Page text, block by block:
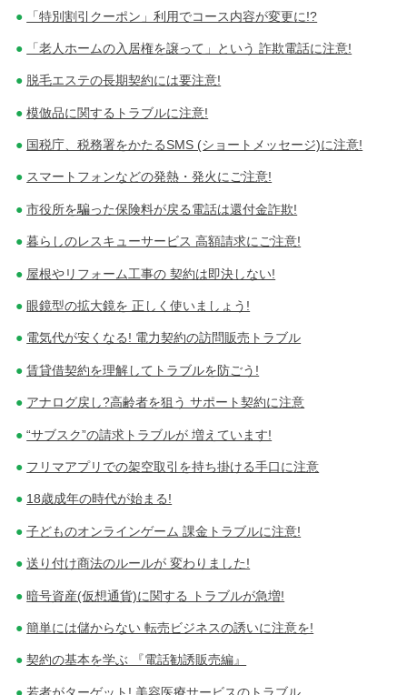
「特別割引クーポン」利用でコース内容が変更に!?
「老人ホームの入居権を譲って」という 詐欺電話に注意!
脱毛エステの長期契約には要注意!
模倣品に関するトラブルに注意!
国税庁、税務署をかたるSMS (ショートメッセージ)に注意!
スマートフォンなどの発熱・発火にご注意!
市役所を騙った保険料が戻る電話は還付金詐欺!
暮らしのレスキューサービス 高額請求にご注意!
屋根やリフォーム工事の 契約は即決しない!
眼鏡型の拡大鏡を 正しく使いましょう!
電気代が安くなる! 電力契約の訪問販売トラブル
賃貸借契約を理解してトラブルを防ごう!
アナログ戻し?高齢者を狙う サポート契約に注意
“サブスク”の請求トラブルが 増えています!
フリマアプリでの架空取引を持ち掛ける手口に注意
18歳成年の時代が始まる!
子どものオンラインゲーム 課金トラブルに注意!
送り付け商法のルールが 変わりました!
暗号資産(仮想通貨)に関する トラブルが急増!
簡単には儲からない 転売ビジネスの誘いに注意を!
契約の基本を学ぶ 『電話勧誘販売編』
若者がターゲット! 美容医療サービスのトラブル